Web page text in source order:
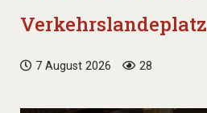
Verkehrslandeplatz
7 August 2026 28